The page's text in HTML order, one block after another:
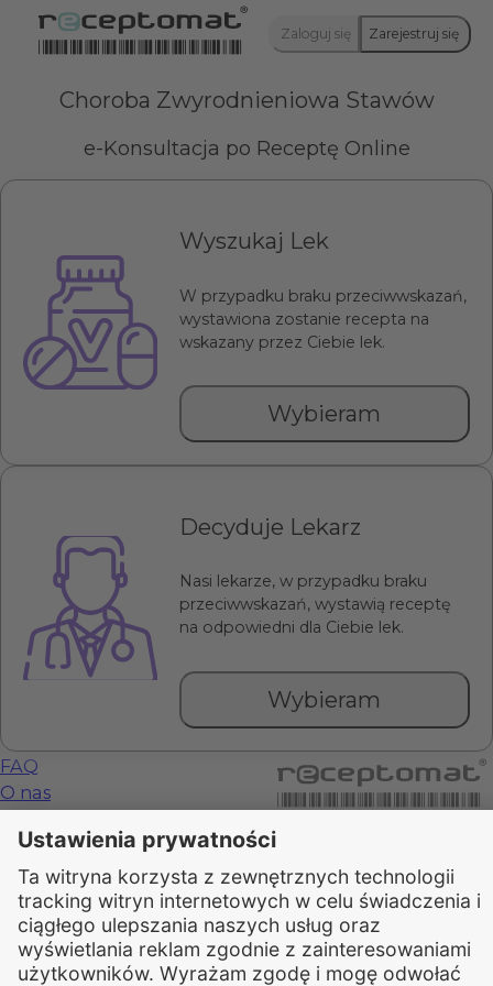
Zaloguj się Zarejestruj się
Choroba Zwyrodnieniowa Stawów
e-Konsultacja po Receptę Online
Wyszukaj Lek
W przypadku braku przeciwwskazań,
wystawiona zostanie recepta na
wskazany przez Ciebie lek.
Wybieram
Decyduje Lekarz
Nasi lekarze, w przypadku braku
przeciwwskazań, wystawią receptę
na odpowiedni dla Ciebie lek.
Wybieram
FAQ
O nas
Kontakt
Cennik
Regulamin
Dla Pacjenta
Polityka Cookies
Polityka Prywatności